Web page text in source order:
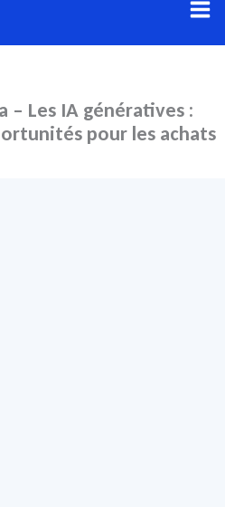
– Les IA génératives :
pour les achats